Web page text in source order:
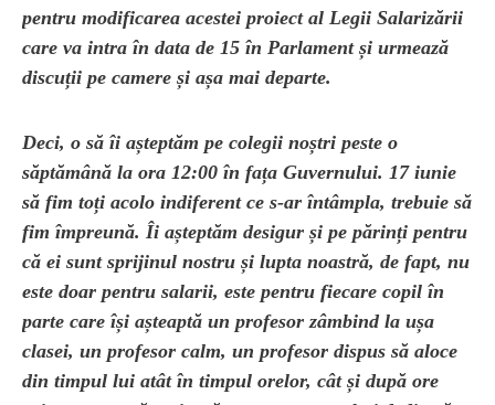
pentru modificarea acestei proiect al Legii Salarizării
care va intra în data de 15 în Parlament și urmează
discuții pe camere și așa mai departe.
Deci, o să îi așteptăm pe colegii noștri peste o
săptămână la ora 12:00 în fața Guvernului. 17 iunie
să fim toți acolo indiferent ce s-ar întâmpla, trebuie să
fim împreună. Îi așteptăm desigur și pe părinți pentru
că ei sunt sprijinul nostru și lupta noastră, de fapt, nu
este doar pentru salarii, este pentru fiecare copil în
parte care își așteaptă un profesor zâmbind la ușa
clasei, un profesor calm, un profesor dispus să aloce
din timpul lui atât în timpul orelor, cât și după ore